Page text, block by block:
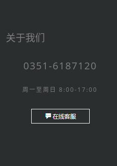
关于我们
0351-6187120
周一至周日 8:00-17:00